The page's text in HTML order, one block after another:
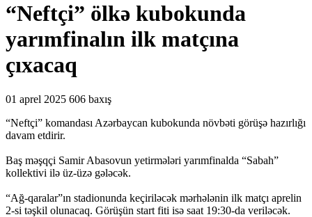
“Neftçi” ölkə kubokunda
yarımfinalın ilk matçına
çıxacaq
01 aprel 2025 606 baxış
“Neftçi” komandası Azərbaycan kubokunda növbəti görüşə hazırlığı
davam etdirir.
Baş məşqçi Samir Abasovun yetirmələri yarımfinalda “Sabah”
kollektivi ilə üz-üzə gələcək.
“Ağ-qaralar”ın stadionunda keçiriləcək mərhələnin ilk matçı aprelin
2-si təşkil olunacaq. Görüşün start fiti isə saat 19:30-da veriləcək.